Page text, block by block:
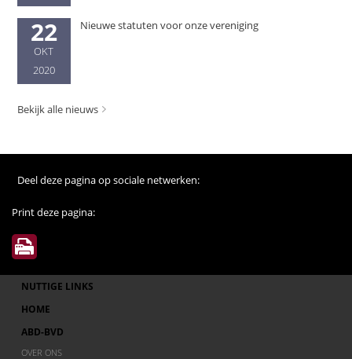
22
OKT
2020
Nieuwe statuten voor onze vereniging
Bekijk alle nieuws
Deel deze pagina op sociale netwerken:
Print deze pagina:
NUTTIGE LINKS
HOME
ABD-BVD
OVER ONS